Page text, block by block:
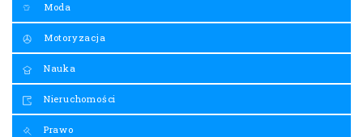
Moda
Motoryzacja
Nauka
Nieruchomości
Prawo